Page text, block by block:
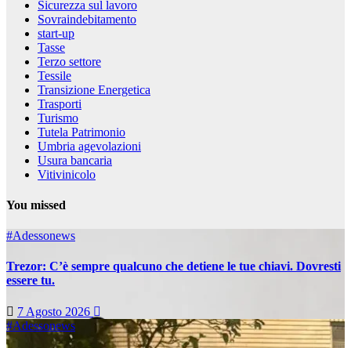
Sicurezza sul lavoro
Sovraindebitamento
start-up
Tasse
Terzo settore
Tessile
Transizione Energetica
Trasporti
Turismo
Tutela Patrimonio
Umbria agevolazioni
Usura bancaria
Vitivinicolo
You missed
#Adessonews
Trezor: C’è sempre qualcuno che detiene le tue chiavi. Dovresti
essere tu.
7 Agosto 2026
#Adessonews